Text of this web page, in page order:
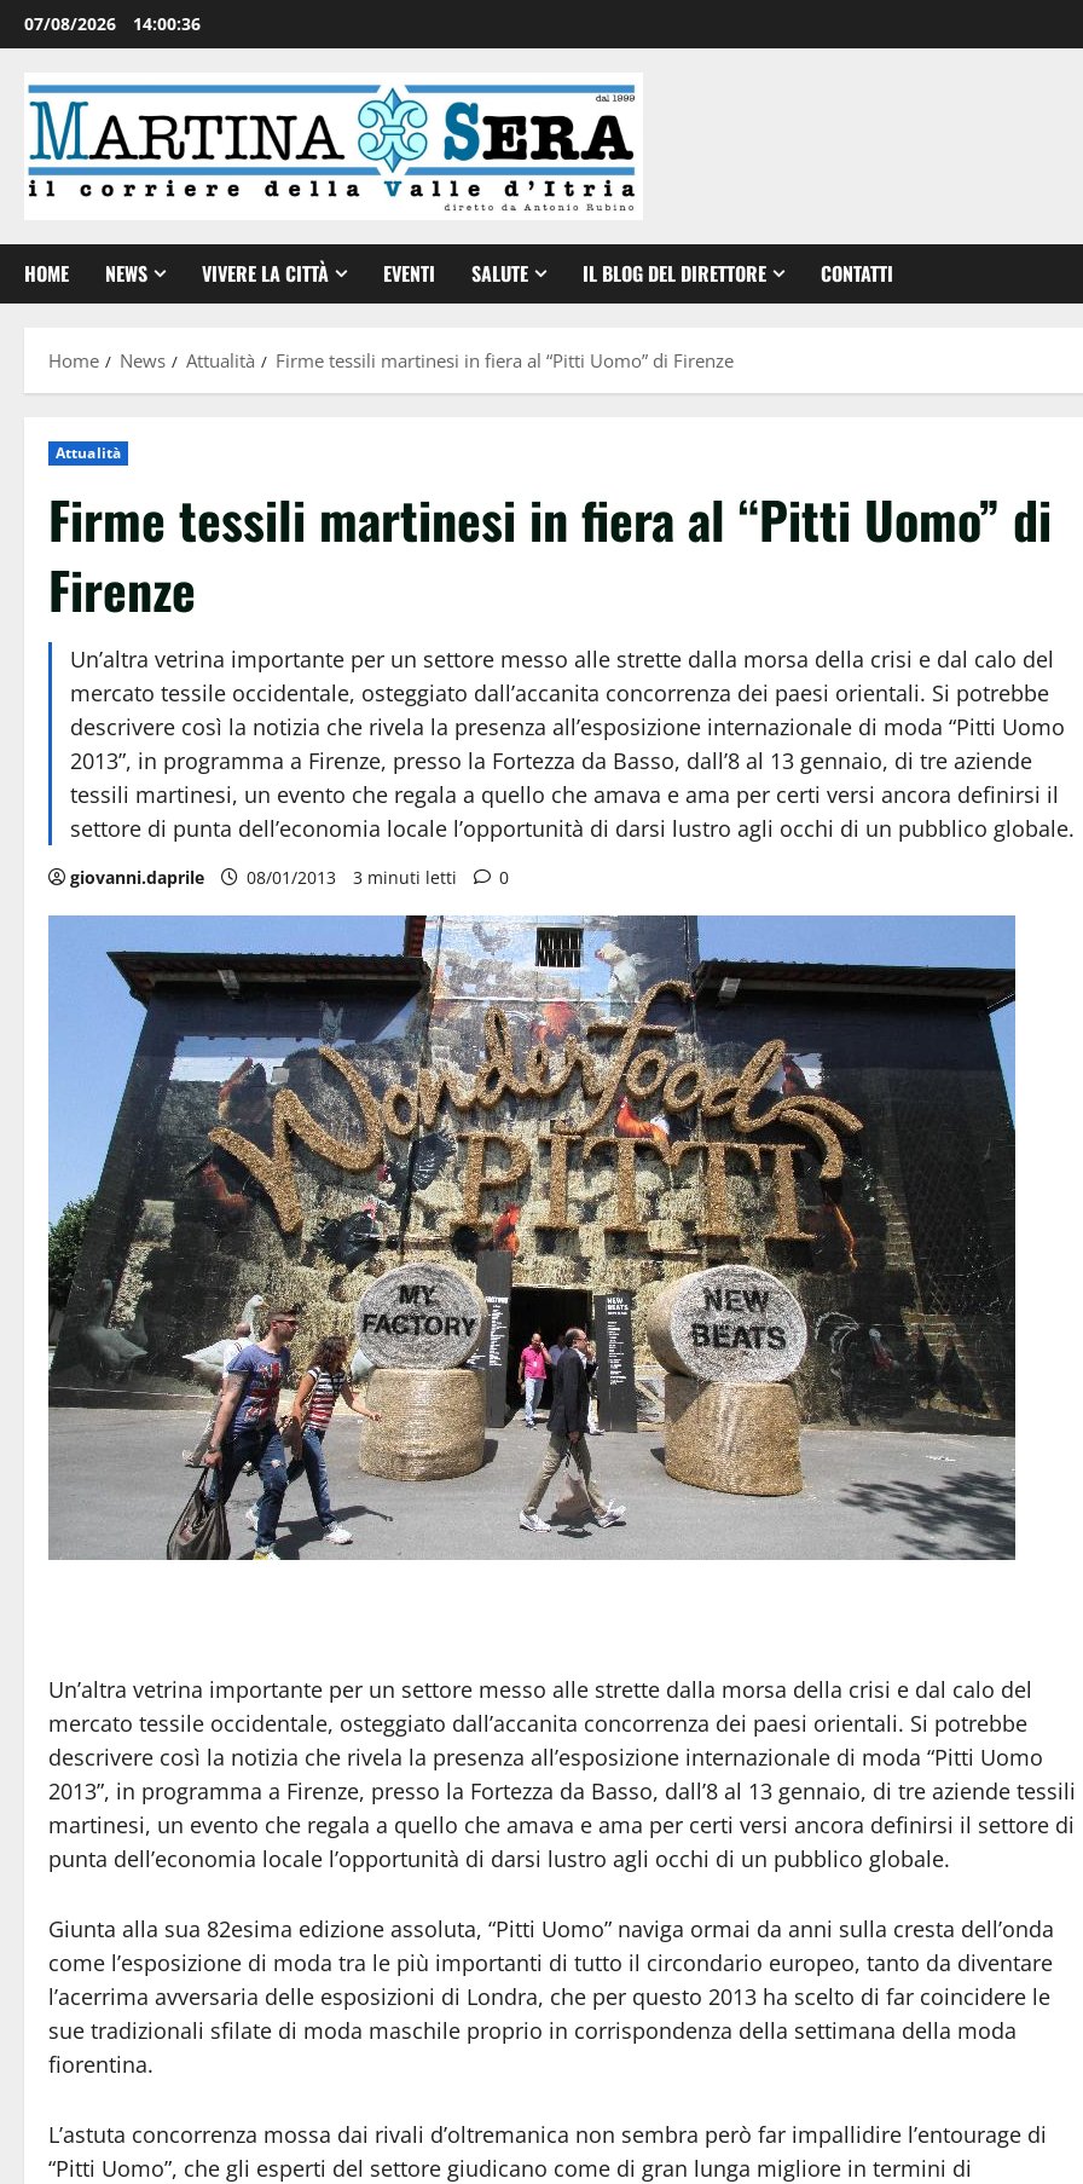
07/08/2026 14:00:37
HOME NEWS VIVERE LA CITTÀ EVENTI SALUTE IL BLOG DEL DIRETTORE CONTATTI
Home News Attualità Firme tessili martinesi in fiera al “Pitti Uomo” di Firenze
Attualità
Firme tessili martinesi in fiera al “Pitti Uomo” di
Firenze
Un’altra vetrina importante per un settore messo alle strette dalla morsa della crisi e dal calo del
mercato tessile occidentale, osteggiato dall’accanita concorrenza dei paesi orientali. Si potrebbe
descrivere così la notizia che rivela la presenza all’esposizione internazionale di moda “Pitti Uomo
2013”, in programma a Firenze, presso la Fortezza da Basso, dall’8 al 13 gennaio, di tre aziende
tessili martinesi, un evento che regala a quello che amava e ama per certi versi ancora definirsi il
settore di punta dell’economia locale l’opportunità di darsi lustro agli occhi di un pubblico globale.
giovanni.daprile 08/01/2013 3 minuti letti 0
Un’altra vetrina importante per un settore messo alle strette dalla morsa della crisi e dal calo del
mercato tessile occidentale, osteggiato dall’accanita concorrenza dei paesi orientali. Si potrebbe
descrivere così la notizia che rivela la presenza all’esposizione internazionale di moda “Pitti Uomo
2013”, in programma a Firenze, presso la Fortezza da Basso, dall’8 al 13 gennaio, di tre aziende tessili
martinesi, un evento che regala a quello che amava e ama per certi versi ancora definirsi il settore di
punta dell’economia locale l’opportunità di darsi lustro agli occhi di un pubblico globale.
Giunta alla sua 82esima edizione assoluta, “Pitti Uomo” naviga ormai da anni sulla cresta dell’onda
come l’esposizione di moda tra le più importanti di tutto il circondario europeo, tanto da diventare
l’acerrima avversaria delle esposizioni di Londra, che per questo 2013 ha scelto di far coincidere le
sue tradizionali sfilate di moda maschile proprio in corrispondenza della settimana della moda
fiorentina.
L’astuta concorrenza mossa dai rivali d’oltremanica non sembra però far impallidire l’entourage di
“Pitti Uomo”, che gli esperti del settore giudicano come di gran lunga migliore in termini di